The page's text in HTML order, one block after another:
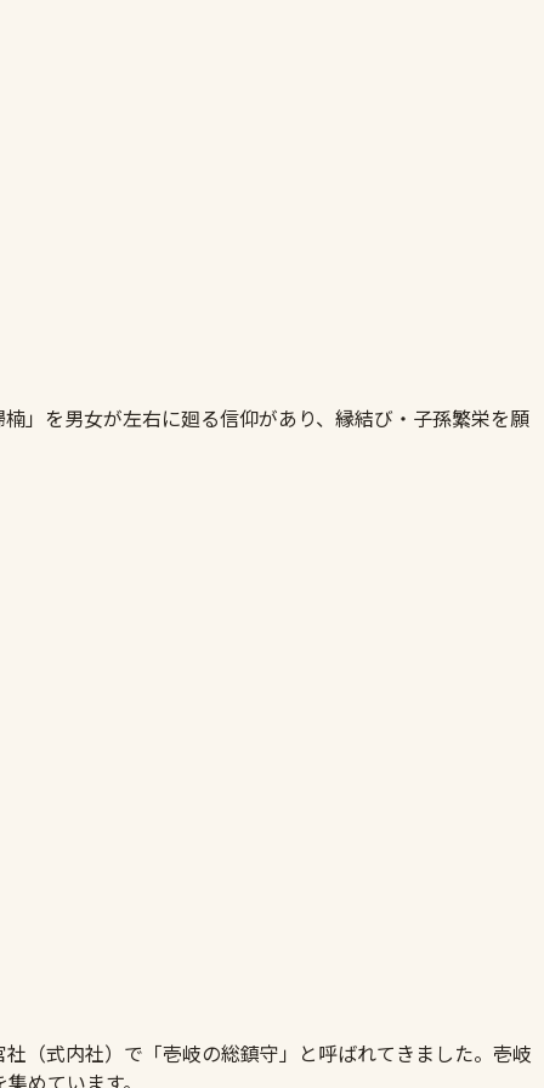
」を男女が左右に廻る信仰があり、縁結び・子孫繁栄を願
（式内社）で「壱岐の総鎮守」と呼ばれてきました。壱岐
めています。